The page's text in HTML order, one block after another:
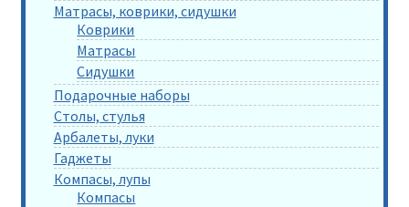
Матрасы, коврики, сидушки
Коврики
Матрасы
Сидушки
Подарочные наборы
Столы, стулья
Арбалеты, луки
Гаджеты
Компасы, лупы
Компасы